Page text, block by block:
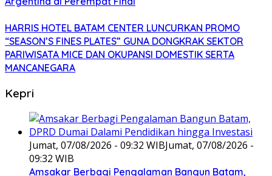
HARRIS HOTEL BATAM CENTER LUNCURKAN PROMO
“SEASON’S FINES PLATES” GUNA DONGKRAK SEKTOR
PARIWISATA MICE DAN OKUPANSI DOMESTIK SERTA
MANCANEGARA
Kepri
Jumat, 07/08/2026 - 09:32 WIBJumat, 07/08/2026 -
09:32 WIB
Amsakar Berbagi Pengalaman Bangun Batam,